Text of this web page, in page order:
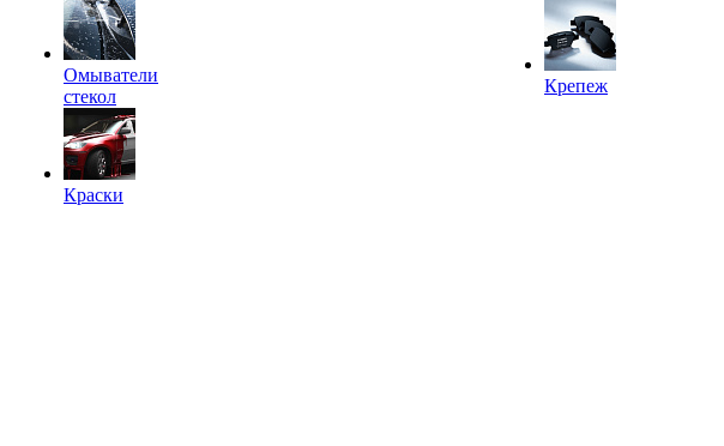
Омыватели
стекол
Краски
Крепеж